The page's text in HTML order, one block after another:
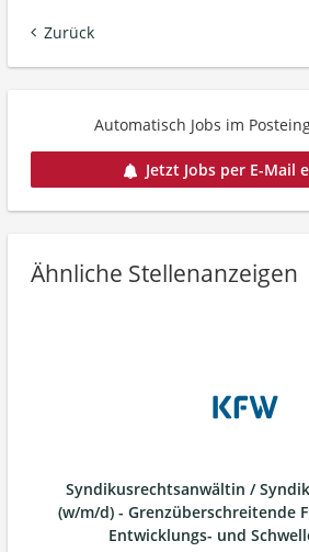
Zurück
Automatisch Jobs im
Jetzt Jobs per E-Mail
Ähnliche Stellenanzeigen
Syndikusrechtsanwältin /
(w/m/d) - Grenzüberschreitende
Entwicklungs- und